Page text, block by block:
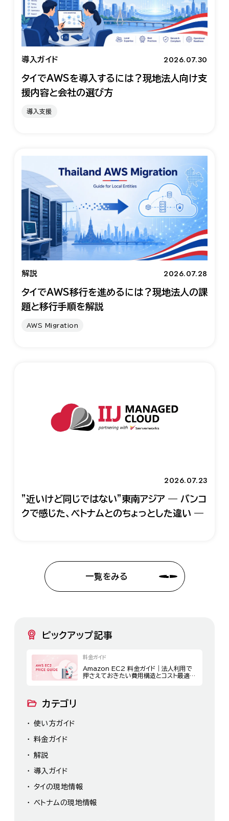
導入ガイド 2026.07.30
タイでAWSを導入するには？現地法人向け支
援内容と会社の選び方
導入支援
解説 2026.07.28
タイでAWS移行を進めるには？現地法人の課
題と移行手順を解説
AWS Migration
2026.07.23
"近いけど同じではない"東南アジア ― バンコ
クで感じた、ベトナムとのちょっとした違い ―
一覧をみる
ピックアップ記事
料金ガイド
Amazon EC2 料金ガイド｜法人利用で
押さえておきたい費用構造とコスト最適化
カテゴリ
使い方ガイド
料金ガイド
解説
導入ガイド
タイの現地情報
ベトナムの現地情報